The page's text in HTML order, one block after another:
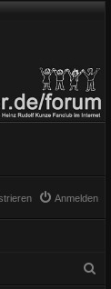
Anmelden